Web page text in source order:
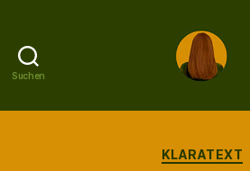
Suchen
KLARATEXT